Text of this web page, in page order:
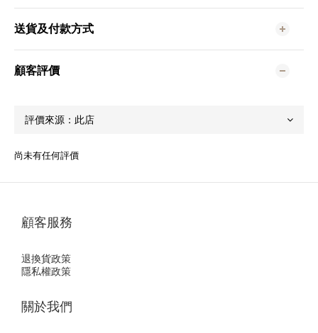
送貨及付款方式
顧客評價
尚未有任何評價
顧客服務
退換貨政策
隱私權政策
關於我們